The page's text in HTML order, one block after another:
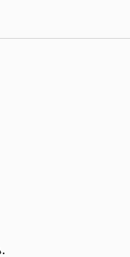
ذخیره نام، ایمیل و وبسایت من در مرورگر برای زمانی که دوباره دیدگاهی می‌نویسم.